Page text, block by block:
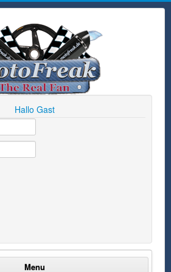
Hallo Gast
Menu